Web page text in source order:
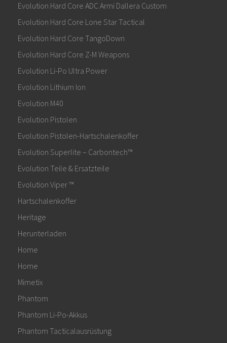
Evolution Hard Core ADC Armi Dallera Custom
Evolution Hard Core Lone Star Tactical
Evolution Hard Core TangoDown
Evolution Hard Core Z-M Weapons
Evolution Li-Po Ultra Power
Evolution Lithium Ion
Evolution M40
Evolution Pistolen
Evolution Pistolen-Hartschalenkoffer
Evolution Superlite – Carbontech™
Evolution Teile & Ersatzteile
Evolution Viper ™
Hartschalenkoffer
Heritage
Herunterladen
Home
Home
Mimetix
Phantom
Phantom Li-Po-Akkus
Phantom Tacticalausrüstung